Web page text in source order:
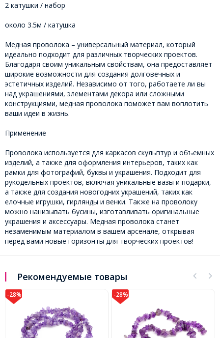
2 катушки / набор
около 3.5м / катушка
Медная проволока – универсальный материал, который
идеально подходит для различных творческих проектов.
Благодаря своим уникальным свойствам, она предоставляет
широкие возможности для создания долговечных и
эстетичных изделий. Независимо от того, работаете ли вы
над украшениями, элементами декора или сложными
конструкциями, медная проволока поможет вам воплотить
ваши идеи в жизнь.
Применение
Проволока используется для каркасов скульптур и объемных
изделий, а также для оформления интерьеров, таких как
рамки для фотографий, буквы и украшения. Подходит для
рукодельных проектов, включая уникальные вазы и подарки,
а также для создания новогодних украшений, таких как
елочные игрушки, гирлянды и венки. Также на проволоку
можно нанизывать бусины, изготавливать оригинальные
украшения и аксессуары. Медная проволока станет
незаменимым материалом в вашем арсенале, открывая
перед вами новые горизонты для творческих проектов!
Рекомендуемые товары
-28% -28%